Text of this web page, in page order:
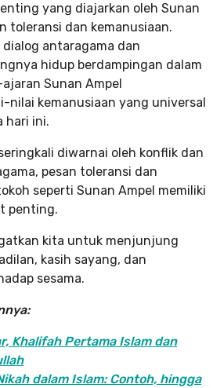
yang diajarkan oleh Sunan
toleransi dan kemanusiaan.
antaragama dan
hidup berdampingan dalam
Sunan Ampel
nilai kemanusiaan yang universal
hari ini.
diwarnai oleh konflik dan
pesan toleransi dan
seperti Sunan Ampel memiliki
penting.
kita untuk menjunjung
kasih sayang, dan
sesama.
Khalifah Pertama Islam dan
dalam Islam: Contoh, hingga